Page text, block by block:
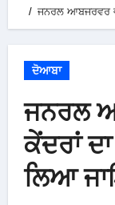
ਜਨਰਲ ਆਬਜਰਵਰ
ਦੋਆਬਾ
ਜਨਰਲ
ਕੇਂਦਰਾਂ
ਲਿਆ